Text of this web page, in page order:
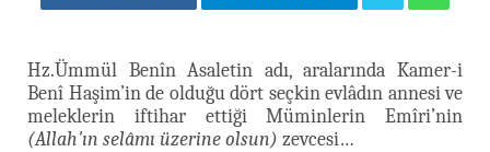
Hz.Ümmül Benîn Asaletin adı, aralarında Kamer-i
Benî Haşim’in de olduğu dört seçkin evlâdın annesi ve
meleklerin iftihar ettiği Müminlerin Emîri’nin
(Allah'ın selâmı üzerine olsun) zevcesi…